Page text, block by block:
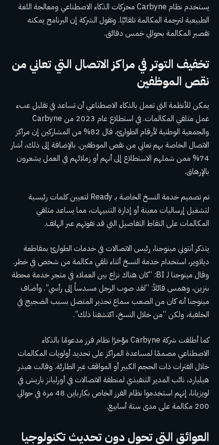
يستخدم نظام Carbyne محركات الذكاء الاصطناعي ومعالجة اللغة
الطبيعية لترجمة المكالمة تلقائيًا. وتقول الشركة إن البرنامج يمكنه
تقصير المكالمة بحوالي خمس دقائق.
تخفيف التوتر في مراكز الاتصال التي تعاني من
نقص الموظفين
يمكن للأنظمة التي تعمل بالذكاء الاصطناعي أن تساعد في تقليل عبء
عمل متلقي المكالمات. في استطلاع عام 2023 من Carbyne
والجمعية الوطنية لأرقام الطوارئ، قال 82% من المشاركين إن مراكز
الاتصال الخاصة بهم تعاني من نقص الموظفين. بالإضافة إلى ذلك، أشار
74% ممن شملهم الاستطلاع إلى أنهم أو زملائهم في العمل يشعرون
بالإرهاق.
تم تصميم خدمة النسخ الخاصة بـ Ready لتعيين كلمات رئيسية
لتشغيل إرساليات معينة أو إدارة التنبيهات، مما يساعد متلقي
المكالمات على التقاط التفاصيل التي قد تفوتهم عبر الهاتف.
يتذكر أنتوني مينوجنا، رئيس الاتصالات في خدمات الطوارئ بمقاطعة
ديلاوير، استخدام خدمة النسخ أثناء تلقي مكالمة من شخص في خطر.
وقال مينوجنا لـ BI: “كان هناك نزاع بين العملاء في متجر خدمة محطة
بنزين، وهمس قائلاً: “لقد صوب الرجل مسدساً إلى رأسي”. وأضاف
مينوجنا أنه كان من الصعب سماع تحذير المتصل بسبب الضجيج في
الخلفية، ولكن “من خلال النسخ، اكتشفنا ذلك”.
كما أطلقت شركة Carbyne مؤخرًا نظام فرز مدعومًا بالذكاء
الاصطناعي مصممًا لمساعدة المراكز على تحديد أولويات المكالمات
خلال الفترات ذات الحجم الكبير أو المواقف غير الطارئة. وقالت هيذر
هيليارد، نائب المدير التنفيذي لمنطقة الاتصالات في أورليانز باريش في
لويزيانا، إنهم استخدموا نظام الفرز الخاص بكارباين 48 مرة في حوالي
200 مكالمة على مدى ستة أسابيع.
العوائق التي تحول دون تحديث تكنولوجيا